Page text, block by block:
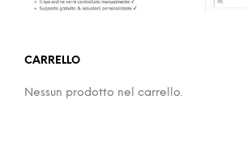
CARRELLO
Nessun prodotto nel carrello.